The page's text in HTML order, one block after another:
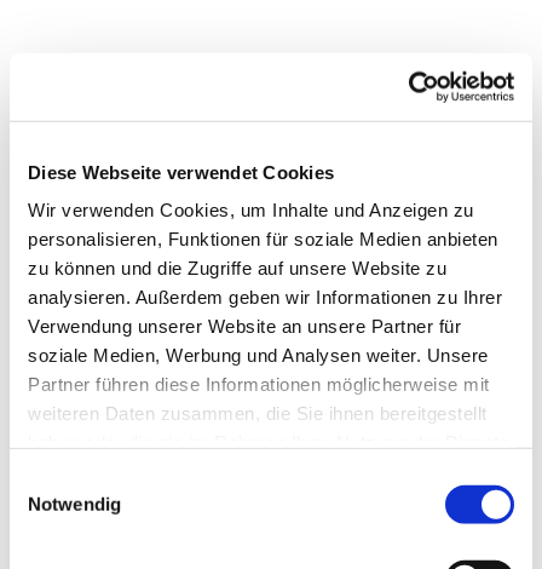
Diese Webseite verwendet Cookies
Wir verwenden Cookies, um Inhalte und Anzeigen zu
personalisieren, Funktionen für soziale Medien anbieten
zu können und die Zugriffe auf unsere Website zu
analysieren. Außerdem geben wir Informationen zu Ihrer
Verwendung unserer Website an unsere Partner für
soziale Medien, Werbung und Analysen weiter. Unsere
Partner führen diese Informationen möglicherweise mit
weiteren Daten zusammen, die Sie ihnen bereitgestellt
Notwendig
© Joachim Harmel